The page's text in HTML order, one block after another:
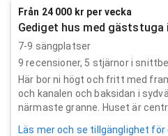
Från 24 000 kr per vecka
Gediget hus med gäststuga
7-9 sängplatser
9 recensioner, 5 stjärnor i
Här bor ni högt och fritt med
och kanalen och baksidan i
närmaste granne. Huset är
Läs mer och se tillgänglighet